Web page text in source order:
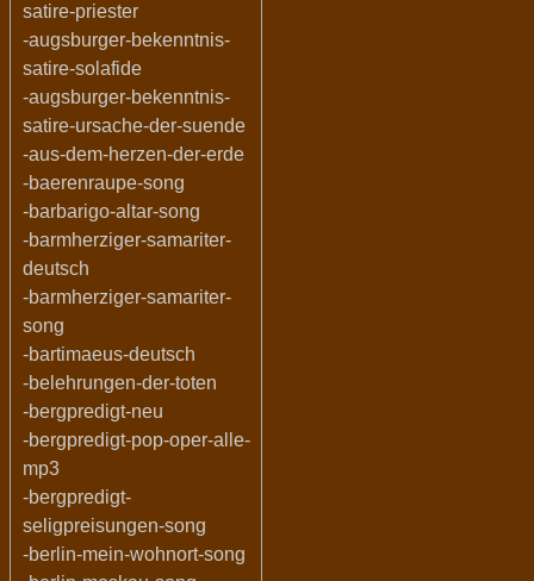
satire-priester
-augsburger-bekenntnis-
satire-solafide
-augsburger-bekenntnis-
satire-ursache-der-suende
-aus-dem-herzen-der-erde
-baerenraupe-song
-barbarigo-altar-song
-barmherziger-samariter-
deutsch
-barmherziger-samariter-
song
-bartimaeus-deutsch
-belehrungen-der-toten
-bergpredigt-neu
-bergpredigt-pop-oper-alle-
mp3
-bergpredigt-
seligpreisungen-song
-berlin-mein-wohnort-song